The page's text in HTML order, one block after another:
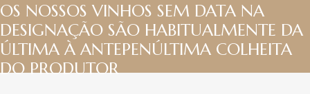
OS NOSSOS VINHOS SEM DATA NA
DESIGNAÇÃO SÃO HABITUALMENTE DA
ÚLTIMA À ANTEPENÚLTIMA COLHEITA
DO PRODUTOR